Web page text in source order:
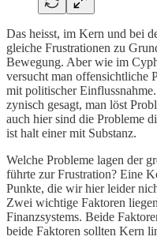
Das heisst, im Kern und bei
gleiche Frustrationen zu
Bewegung. Aber wie im
versucht man offensichtliche
mit politischer
zynisch gesagt, man löst
auch hier sind die Probleme
ist halt einer mit Substanz.
Welche Probleme lagen der
führte zur Frustration? Eine
Punkte, die wir hier leider
Zwei wichtige Faktoren
Finanzsystems. Beide
beide Faktoren sollten Kern